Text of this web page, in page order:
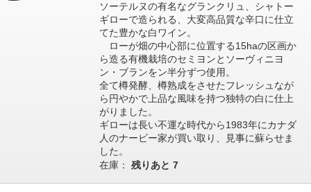
ソーテルヌの有名なグランクリュ、シャトー
ギローで造られる、大変高品質な辛口に仕立
てた豊かな白ワイン。
ローが畑の中心部に位置する15haの区画か
ら造る有機栽培のセミヨンとソーヴィニヨ
ン・ブランをン半分ずつ使用。
全て樽発酵、樽熟成をさせたフレッシュなが
ら円やかで上品な風味を持つ独特の白に仕上
がりました。
ギローは長い不運な時代から1983年にカナダ
人のナービー家が買い取り、見事に蘇らせま
した。
在庫： 残りあと 7